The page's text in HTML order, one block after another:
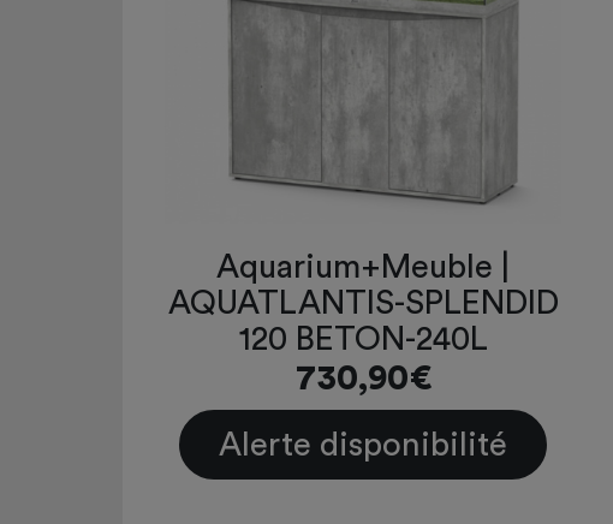
Aquarium+Meuble |
AQUATLANTIS-SPLENDID
120 BETON-240L
730,90€
Alerte disponibilité